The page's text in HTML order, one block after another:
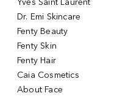
Yves Saint Laurent
Dr. Emi Skincare
Fenty Beauty
Fenty Skin
Fenty Hair
Caia Cosmetics
About Face